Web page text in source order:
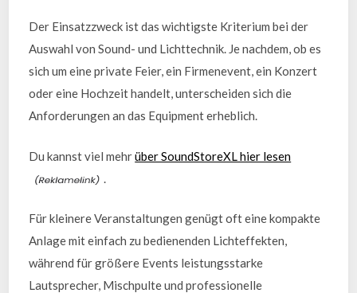
Der Einsatzzweck ist das wichtigste Kriterium bei der
Auswahl von Sound- und Lichttechnik. Je nachdem, ob es
sich um eine private Feier, ein Firmenevent, ein Konzert
oder eine Hochzeit handelt, unterscheiden sich die
Anforderungen an das Equipment erheblich.
Du kannst viel mehrüber SoundStoreXL hier lesen
Für kleinere Veranstaltungen genügt oft eine kompakte
Anlage mit einfach zu bedienenden Lichteffekten,
während für größere Events leistungsstarke
Lautsprecher, Mischpulte und professionelle